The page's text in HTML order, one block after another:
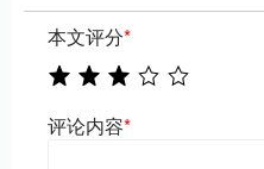
本文评分*
评论内容*